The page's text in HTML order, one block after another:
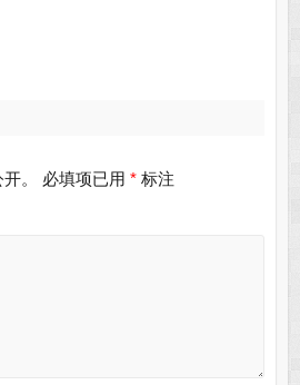
。 必填项已用 *标注